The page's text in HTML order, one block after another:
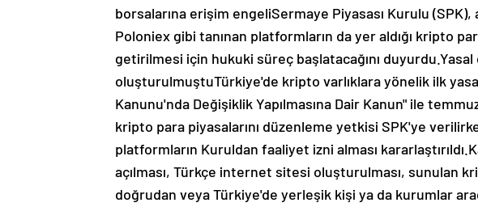
borsalarına erişim engeliSermaye Piyasası Kurulu
Poloniex gibi tanınan platformların da yer aldığı kripto
getirilmesi için hukuki süreç başlatacağını
oluşturulmuştuTürkiye'de kripto varlıklara yönelik ilk
Kanunu'nda Değişiklik Yapılmasına Dair Kanun" ile
kripto para piyasalarını düzenleme yetkisi SPK'ye
platformların Kuruldan faaliyet izni alması
açılması, Türkçe internet sitesi oluşturulması, sunulan
doğrudan veya Türkiye'de yerleşik kişi ya da kurumlar